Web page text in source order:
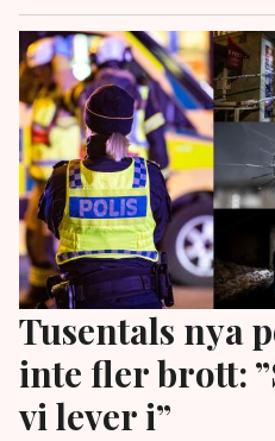
Tusentals nya
inte fler brott:
vi lever i”